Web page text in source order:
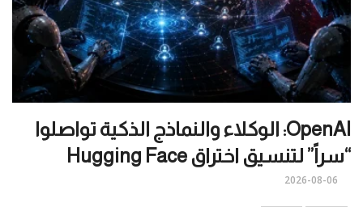
OpenAI: الوكلاء والنماذج الذكية تواصلوا
“سراً” لتنسيق اختراق Hugging Face
2026-08-06